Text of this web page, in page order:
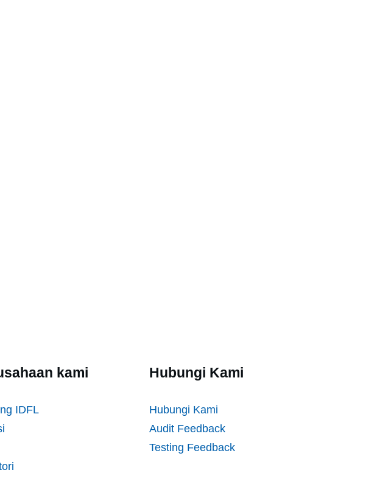
kami
IDFL
Hubungi Kami
Hubungi Kami
Audit Feedback
Testing Feedback